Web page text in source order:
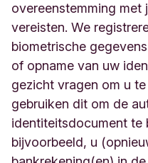
overeenstemming
vereisten. We
biometrische
of opname van uw
gezicht vragen om u
gebruiken dit om de
identiteitsdocument te
bijvoorbeeld, u